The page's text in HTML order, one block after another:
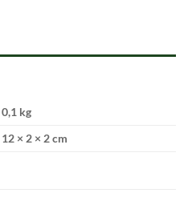
0,1 kg
12 × 2 × 2 cm